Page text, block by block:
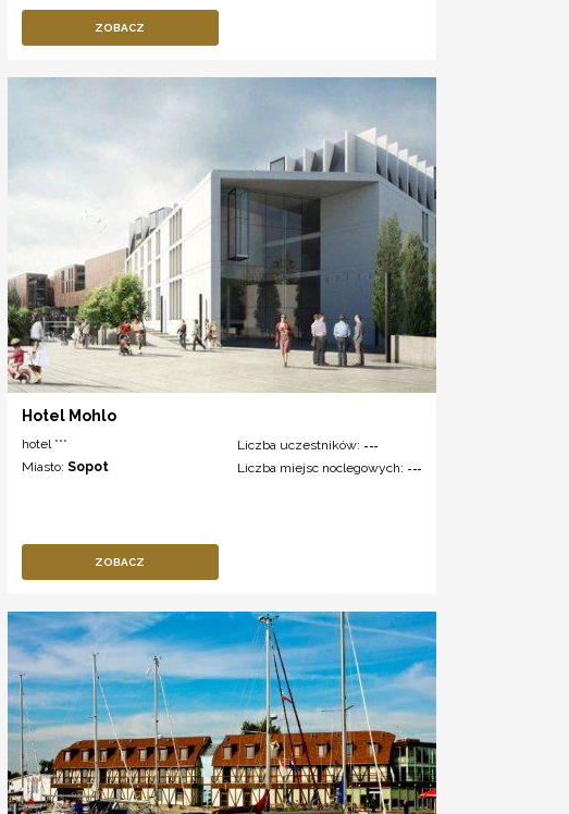
ZOBACZ
Hotel Mohlo
hotel ***
Miasto:Sopot
Liczba uczestników: ---
Liczba miejsc noclegowych: ---
ZOBACZ